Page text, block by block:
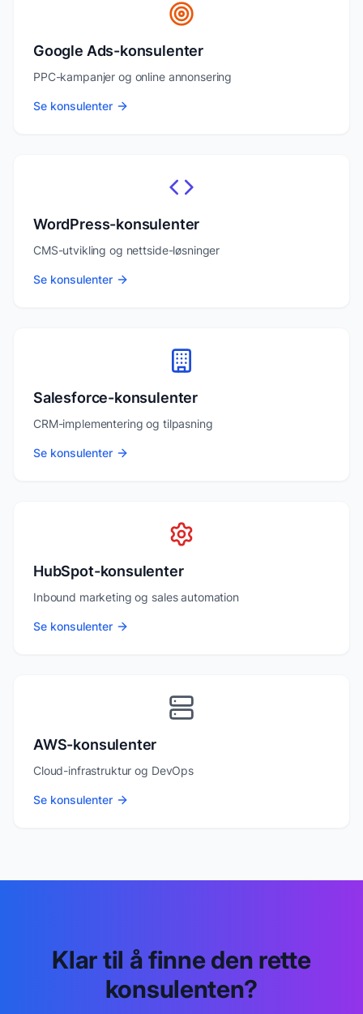
Google Ads-konsulenter
PPC-kampanjer og online annonsering
Se konsulenter
WordPress-konsulenter
CMS-utvikling og nettside-løsninger
Se konsulenter
Salesforce-konsulenter
CRM-implementering og tilpasning
Se konsulenter
HubSpot-konsulenter
Inbound marketing og sales automation
Se konsulenter
AWS-konsulenter
Cloud-infrastruktur og DevOps
Se konsulenter
Klar til å finne den rette
konsulenten?